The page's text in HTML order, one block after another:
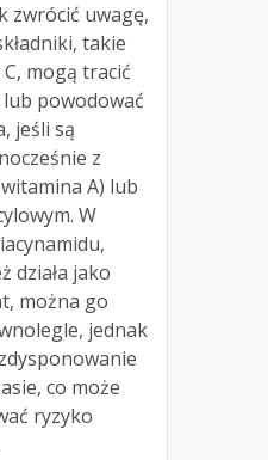
zwrócić uwagę,
takie
mogą tracić
powodować
jeśli są
z
A) lub
W
działa jako
można go
jednak
co może
ryzyko